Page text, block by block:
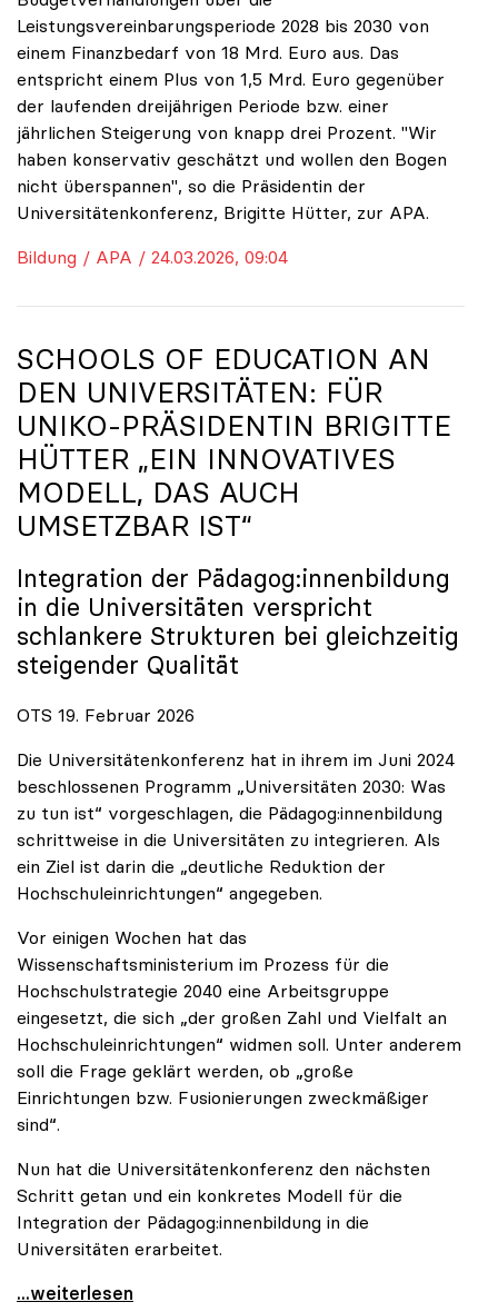
Leistungsvereinbarungsperiode 2028 bis 2030 von
einem Finanzbedarf von 18 Mrd. Euro aus. Das
entspricht einem Plus von 1,5 Mrd. Euro gegenüber
der laufenden dreijährigen Periode bzw. einer
jährlichen Steigerung von knapp drei Prozent. "Wir
haben konservativ geschätzt und wollen den Bogen
nicht überspannen", so die Präsidentin der
Universitätenkonferenz, Brigitte Hütter, zur APA.
Bildung / APA / 24.03.2026, 09:04
SCHOOLS OF EDUCATION AN
DEN UNIVERSITÄTEN: FÜR
UNIKO-PRÄSIDENTIN BRIGITTE
HÜTTER „EIN INNOVATIVES
MODELL, DAS AUCH
UMSETZBAR IST“
Integration der Pädagog:innenbildung
in die Universitäten verspricht
schlankere Strukturen bei gleichzeitig
steigender Qualität
OTS 19. Februar 2026
Die Universitätenkonferenz hat in ihrem im Juni 2024
beschlossenen Programm „Universitäten 2030: Was
zu tun ist“ vorgeschlagen, die Pädagog:innenbildung
schrittweise in die Universitäten zu integrieren. Als
ein Ziel ist darin die „deutliche Reduktion der
Hochschuleinrichtungen“ angegeben.
Vor einigen Wochen hat das
Wissenschaftsministerium im Prozess für die
Hochschulstrategie 2040 eine Arbeitsgruppe
eingesetzt, die sich „der großen Zahl und Vielfalt an
Hochschuleinrichtungen“ widmen soll. Unter anderem
soll die Frage geklärt werden, ob „große
Einrichtungen bzw. Fusionierungen zweckmäßiger
sind“.
Nun hat die Universitätenkonferenz den nächsten
Schritt getan und ein konkretes Modell für die
Integration der Pädagog:innenbildung in die
Universitäten erarbeitet.
Schools of Education an den Universitäten: Für
...weiterlesen